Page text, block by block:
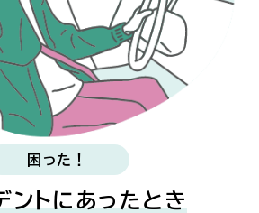
困った！
ントにあったとき